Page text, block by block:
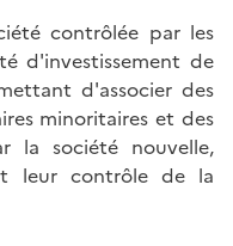
contrôlée par les
d'investissement de
d'associer des
minoritaires et des
la société nouvelle,
leur contrôle de la